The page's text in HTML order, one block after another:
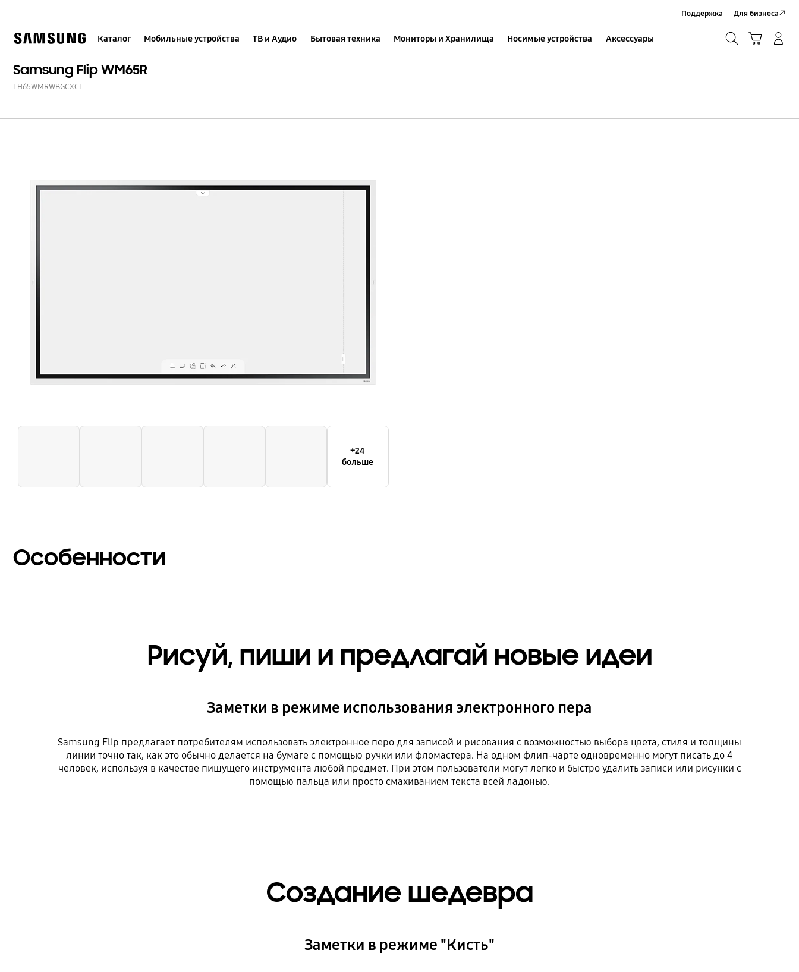
Каталог Мобильные устройства ТВ и Аудио Бытовая техника Мониторы и Хранилища Носимые устройства Аксессуары
Поддержка Для бизнеса
Samsung Flip WM65R
LH65WMRWBGCXCI
+24
больше
Особенности
Рисуй, пиши и предлагай новые идеи
Заметки в режиме использования электронного пера
Samsung Flip предлагает потребителям использовать электронное перо для записей и рисования с возможностью выбора цвета, стиля и толщины
линии точно так, как это обычно делается на бумаге с помощью ручки или фломастера. На одном флип-чарте одновременно могут писать до 4
человек, используя в качестве пишущего инструмента любой предмет. При этом пользователи могут легко и быстро удалить записи или рисунки с
помощью пальца или просто смахиванием текста всей ладонью.
Создание шедевра
Заметки в режиме "Кисть"